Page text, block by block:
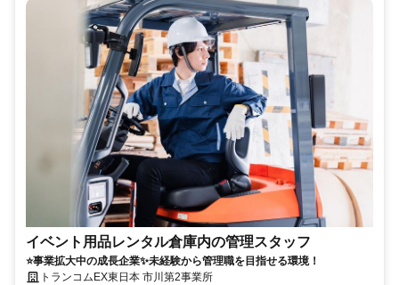
イベント用品レンタル倉庫内の管理スタッフ
⭐事業拡大中の成長企業✨未経験から管理職を目指せる環境！
トランコムEX東日本 市川第2事業所